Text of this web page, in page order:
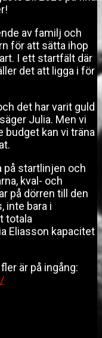
av familj och
för att sätta ihop
I ett startfält där
det att ligga i för
det har varit guld
Julia. Men vi
budget kan vi träna
på startlinjen och
kval- och
på dörren till den
inte bara i
totala
Eliasson kapacitet
är på ingång: